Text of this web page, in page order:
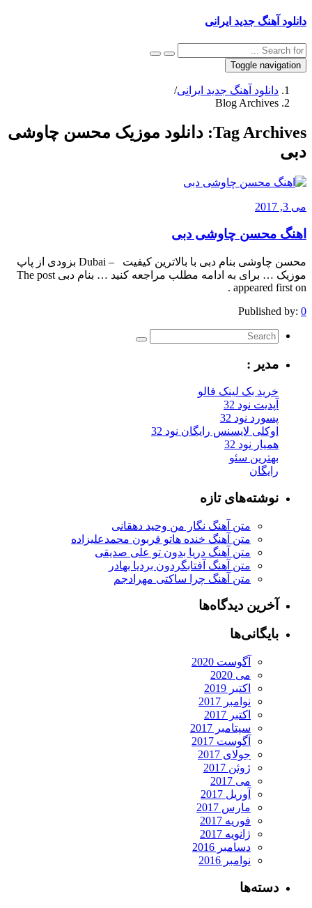
دانلود آهنگ جدید ایرانی
Toggle navigation
دانلود آهنگ جدید ایرانی/
Blog Archives
Tag Archives: دانلود موزیک محسن چاوشی
دبی
می 3, 2017
اهنگ محسن چاوشی دبی
محسن چاوشی بنام دبی با بالاترین کیفیت – Dubai بزودی از پاپ
موزیک … برای به ادامه مطلب مراجعه کنید … بنام دبی The post
appeared first on .
Published by: 0
مدیر :
خرید بک لینک فالو
آپدیت نود 32
پسورد نود 32
اوکلی لایسنس رایگان نود 32
همیار نود 32
بهترین سئو
رایگان
نوشته‌های تازه
متن آهنگ نگار من وحید دهقانی
متن آهنگ خنده هاتو قربون محمدعلیزاده
متن آهنگ دریا بدون تو علی صدیقی
متن آهنگ آفتابگردون بردیا بهادر
متن آهنگ چرا ساکتی مهرادجم
آخرین دیدگاه‌ها
بایگانی‌ها
آگوست 2020
می 2020
اکتبر 2019
نوامبر 2017
اکتبر 2017
سپتامبر 2017
آگوست 2017
جولای 2017
ژوئن 2017
می 2017
آوریل 2017
مارس 2017
فوریه 2017
ژانویه 2017
دسامبر 2016
نوامبر 2016
دسته‌ها